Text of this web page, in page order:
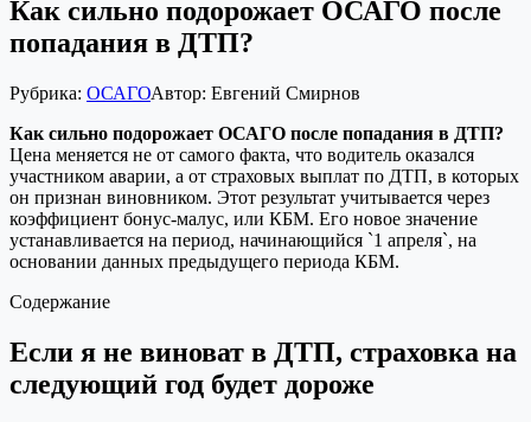
Как сильно подорожает ОСАГО после
попадания в ДТП?
Рубрика: ОСАГОАвтор: Евгений Смирнов
Как сильно подорожает ОСАГО после попадания в ДТП?
Цена меняется не от самого факта, что водитель оказался
участником аварии, а от страховых выплат по ДТП, в которых
он признан виновником. Этот результат учитывается через
коэффициент бонус-малус, или КБМ. Его новое значение
устанавливается на период, начинающийся `1 апреля`, на
основании данных предыдущего периода КБМ.
Содержание
Если я не виноват в ДТП, страховка на
следующий год будет дороже